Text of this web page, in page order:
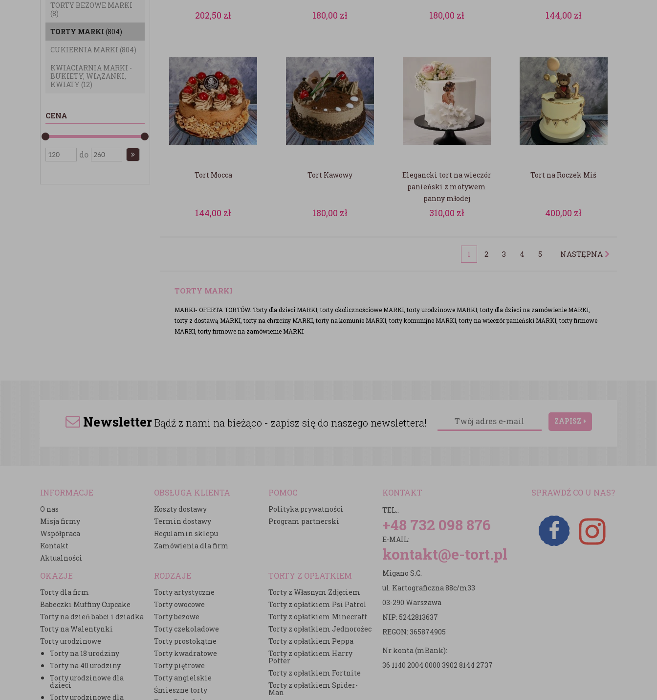
TORTY BEZOWE MARKI
(8)
TORTY MARKI (804)
CUKIERNIA MARKI (804)
KWIACIARNIA MARKI -
BUKIETY, WIĄZANKI,
KWIATY (12)
CENA
do
202,50 zł 180,00 zł 180,00 zł 144,00 zł
Tort Mocca
144,00 zł
Tort Kawowy
180,00 zł
Elegancki tort na wieczór
panieński z motywem
panny młodej
310,00 zł
Tort na Roczek Miś
400,00 zł
1 2 3 4 5 NASTĘPNA
TORTY MARKI
MARKI- OFERTA TORTÓW. Torty dla dzieci MARKI, torty okolicznościowe MARKI, torty urodzinowe MARKI, torty dla dzieci na zamówienie MARKI,
torty z dostawą MARKI, torty na chrzciny MARKI, torty na komunie MARKI, torty komunijne MARKI, torty na wieczór panieński MARKI, torty firmowe
MARKI, torty firmowe na zamówienie MARKI
NewsletterBądź z nami na bieżąco - zapisz się do naszego newslettera! ZAPISZ
INFORMACJE
O nas
Misja firmy
Współpraca
Kontakt
Aktualności
OBSŁUGA KLIENTA
Koszty dostawy
Termin dostawy
Regulamin sklepu
Zamówienia dla firm
POMOC
Polityka prywatności
Program partnerski
OKAZJE
Torty dla firm
Babeczki Muffiny Cupcake
Torty na dzień babci i dziadka
Torty na Walentynki
Torty urodzinowe
Torty na 18 urodziny
Torty na 40 urodziny
Torty urodzinowe dla
dzieci
Torty urodzinowe dla
RODZAJE
Torty artystyczne
Torty owocowe
Torty bezowe
Torty czekoladowe
Torty prostokątne
Torty kwadratowe
Torty piętrowe
Torty angielskie
Śmieszne torty
TORTY Z OPŁATKIEM
Torty z Własnym Zdjęciem
Torty z opłatkiem Psi Patrol
Torty z opłatkiem Minecraft
Torty z opłatkiem Jednorożec
Torty z opłatkiem Peppa
Torty z opłatkiem Harry
Potter
Torty z opłatkiem Fortnite
Torty z opłatkiem Spider-
Man
KONTAKT
TEL.:
+48 732 098 876
E-MAIL:
kontakt@e-tort.pl
Migano S.C.
ul. Kartograficzna 88c/m33
03-290 Warszawa
NIP: 5242813637
REGON: 365874905
Nr konta (mBank):
36 1140 2004 0000 3902 8144 2737
SPRAWDŹ CO U NAS?